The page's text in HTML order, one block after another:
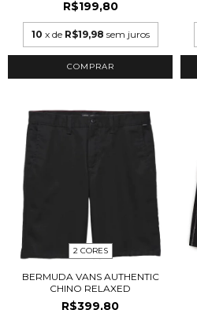
R$199,80
10 x de R$19,98 sem juros
COMPRAR
2 CORES
BERMUDA VANS AUTHENTIC
CHINO RELAXED
R$399,80